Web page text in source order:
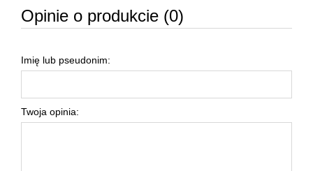
Opinie o produkcie (0)
Imię lub pseudonim:
Twoja opinia: